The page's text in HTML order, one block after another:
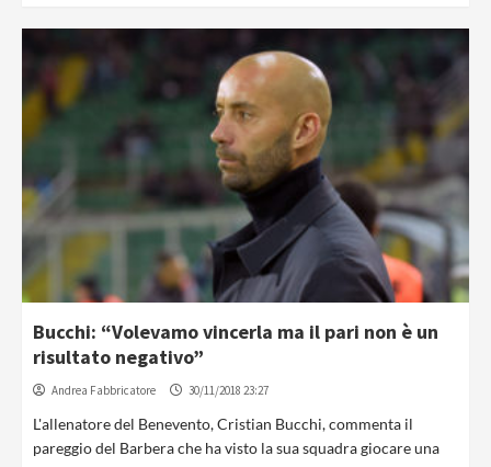
Bucchi: “Volevamo vincerla ma il pari non è un
risultato negativo”
Andrea Fabbricatore 30/11/2018 23:27
L'allenatore del Benevento, Cristian Bucchi, commenta il
pareggio del Barbera che ha visto la sua squadra giocare una